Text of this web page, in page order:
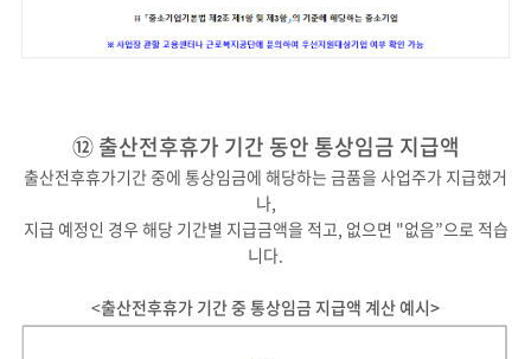
⑫ 출산전후휴가 기간 동안 통상임금 지급액
출산전후휴가기간 중에 통상임금에 해당하는 금품을 사업주가 지급했거
나,
지급 예정인 경우 해당 기간별 지급금액을 적고, 없으면 "없음”으로 적습
니다.
<출산전후휴가 기간 중 통상임금 지급액 계산 예시>